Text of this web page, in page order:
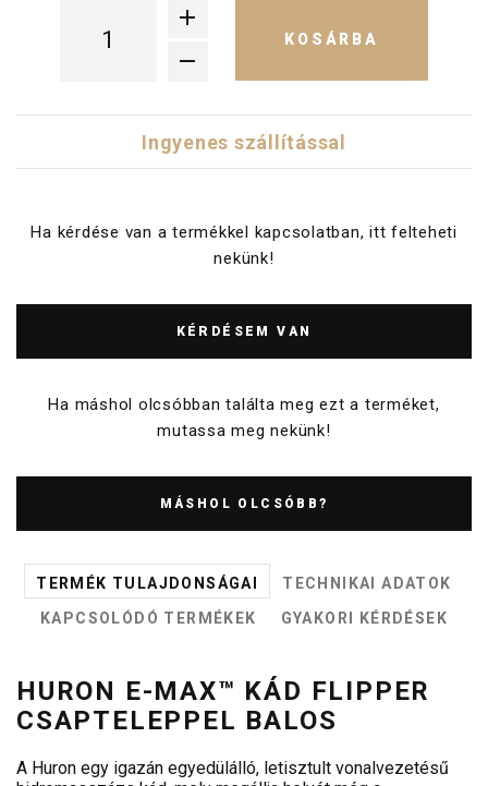
KOSÁRBA
Ingyenes szállítással
Ha kérdése van a termékkel kapcsolatban, itt felteheti
nekünk!
KÉRDÉSEM VAN
Ha máshol olcsóbban találta meg ezt a terméket,
mutassa meg nekünk!
MÁSHOL OLCSÓBB?
TERMÉK TULAJDONSÁGAI
TECHNIKAI ADATOK
KAPCSOLÓDÓ TERMÉKEK
GYAKORI KÉRDÉSEK
HURON E-MAX™ KÁD FLIPPER
CSAPTELEPPEL BALOS
A Huron egy igazán egyedülálló, letisztult vonalvezetésű